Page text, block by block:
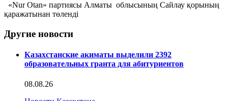
«Nur Otan» партиясы Алматы облысының Сайлау қорының
қаражатынан төленді
Другие новости
Казахстанские акиматы выделили 2392
образовательных гранта для абитуриентов
08.08.26